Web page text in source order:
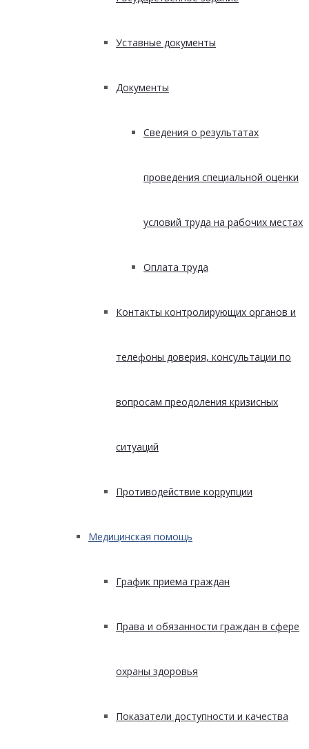
Уставные документы
Документы
Сведения о результатах
проведения специальной оценки
условий труда на рабочих местах
Оплата труда
Контакты контролирующих органов и
телефоны доверия, консультации по
вопросам преодоления кризисных
ситуаций
Противодействие коррупции
Медицинская помощь
График приема граждан
Права и обязанности граждан в сфере
охраны здоровья
Показатели доступности и качества